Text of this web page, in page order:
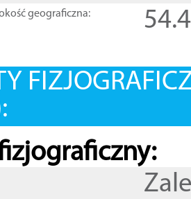
geograficzna: